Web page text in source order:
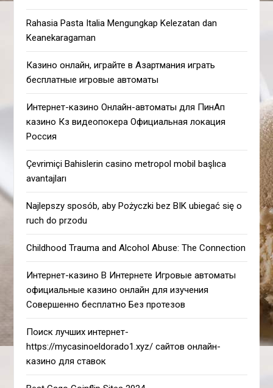
Rahasia Pasta Italia Mengungkap Kelezatan dan
Keanekaragaman
Казино онлайн, играйте в Азартмания играть
бесплатные игровые автоматы
Интернет-казино Онлайн-автоматы для ПинАп
казино Кз видеопокера Официальная локация
Россия
Çevrimiçi Bahislerin casino metropol mobil başlıca
avantajları
Najlepszy sposób, aby Pożyczki bez BIK ubiegać się o
ruch do przodu
Childhood Trauma and Alcohol Abuse: The Connection
Интернет-казино В Интернете Игровые автоматы
официальные казино онлайн для изучения
Совершенно бесплатно Без протезов
Поиск лучших интернет-
https://mycasinoeldorado1.xyz/ сайтов онлайн-
казино для ставок